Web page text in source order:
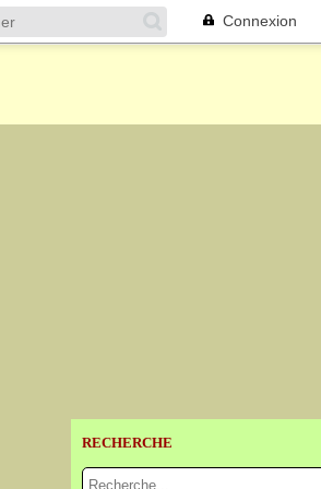
Connexion
RECHERCHE